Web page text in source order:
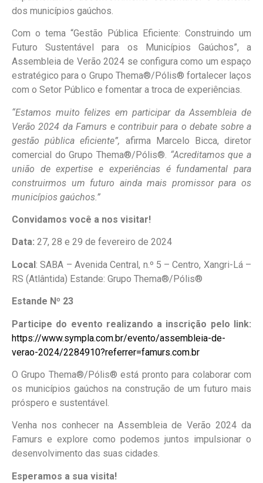
dos municípios gaúchos.
Com o tema “Gestão Pública Eficiente: Construindo um
Futuro Sustentável para os Municípios Gaúchos”, a
Assembleia de Verão 2024 se configura como um espaço
estratégico para o Grupo Thema®/Pólis® fortalecer laços
com o Setor Público e fomentar a troca de experiências.
“Estamos muito felizes em participar da Assembleia de
Verão 2024 da Famurs e contribuir para o debate sobre a
gestão pública eficiente”, afirma Marcelo Bicca, diretor
comercial do Grupo Thema®/Pólis®. “Acreditamos que a
união de expertise e experiências é fundamental para
construirmos um futuro ainda mais promissor para os
municípios gaúchos.”
Convidamos você a nos visitar!
Data: 27, 28 e 29 de fevereiro de 2024
Local: SABA – Avenida Central, n.º 5 – Centro, Xangri-Lá –
RS (Atlântida) Estande: Grupo Thema®/Pólis®
Estande Nº 23
Participe do evento realizando a inscrição pelo link:
https://www.sympla.com.br/evento/assembleia-de-
verao-2024/2284910?referrer=famurs.com.br
O Grupo Thema®/Pólis® está pronto para colaborar com
os municípios gaúchos na construção de um futuro mais
próspero e sustentável.
Venha nos conhecer na Assembleia de Verão 2024 da
Famurs e explore como podemos juntos impulsionar o
desenvolvimento das suas cidades.
Esperamos a sua visita!